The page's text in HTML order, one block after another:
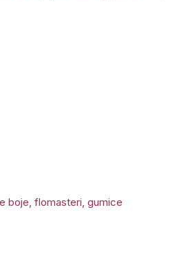
boje, flomasteri, gumice